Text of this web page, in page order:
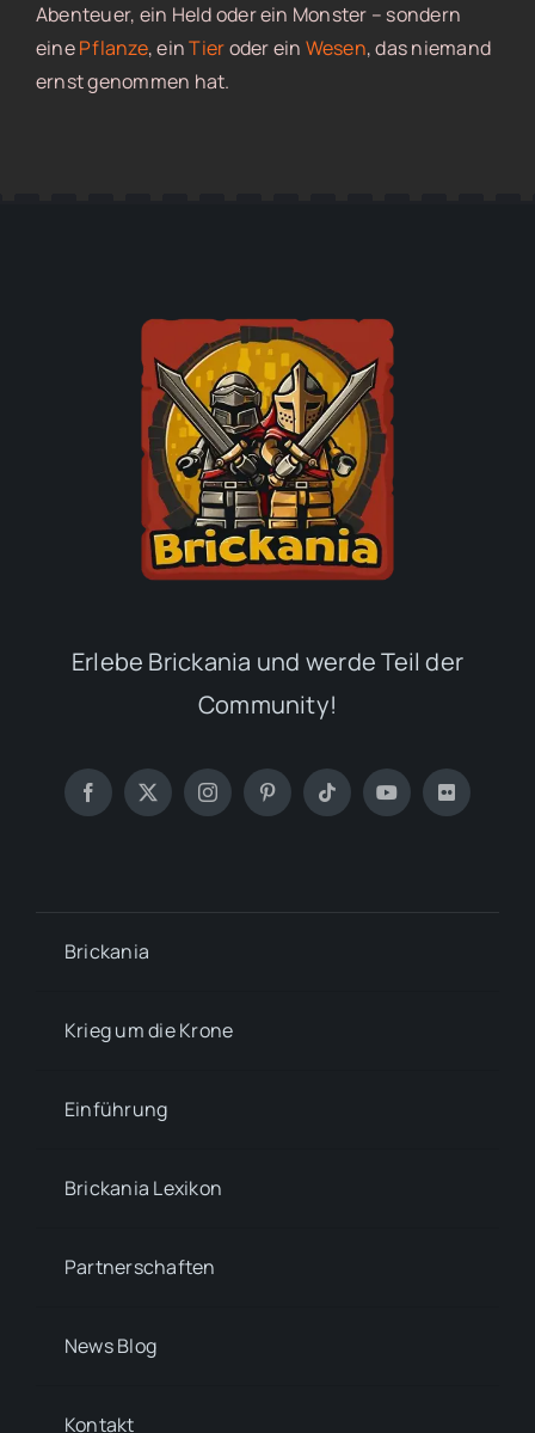
Abenteuer, ein Held oder ein Monster – sondern
einePflanze, einTieroder ein Wesen, das niemand
ernst genommen hat.
Erlebe Brickania und werde Teil der
Community!
Brickania
Krieg um die Krone
Einführung
Brickania Lexikon
Partnerschaften
News Blog
Kontakt